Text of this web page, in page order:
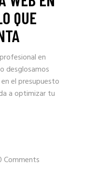
QUE
en
desglosamos
el presupuesto
a optimizar tu
Comments